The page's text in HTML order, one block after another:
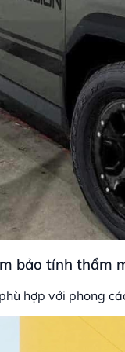
bảo tính thẩm
hợp với phong